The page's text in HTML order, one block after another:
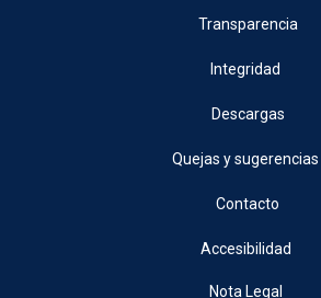
Transparencia
Integridad
Descargas
Quejas y sugerencias
Contacto
Accesibilidad
Nota Legal